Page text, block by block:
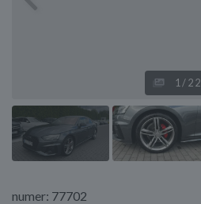
1 /22
numer: 77702